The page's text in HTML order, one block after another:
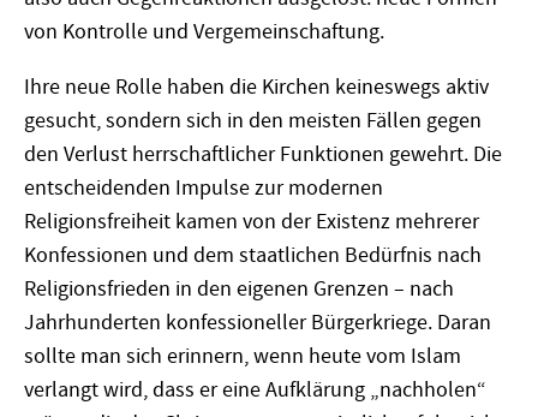
von Kontrolle und Vergemeinschaftung.
Ihre neue Rolle haben die Kirchen keineswegs aktiv
gesucht, sondern sich in den meisten Fällen gegen
den Verlust herrschaftlicher Funktionen gewehrt. Die
entscheidenden Impulse zur modernen
Religionsfreiheit kamen von der Existenz mehrerer
Konfessionen und dem staatlichen Bedürfnis nach
Religionsfrieden in den eigenen Grenzen – nach
Jahrhunderten konfessioneller Bürgerkriege. Daran
sollte man sich erinnern, wenn heute vom Islam
verlangt wird, dass er eine Aufklärung „nachholen“